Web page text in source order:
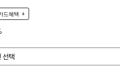
드혜택 +